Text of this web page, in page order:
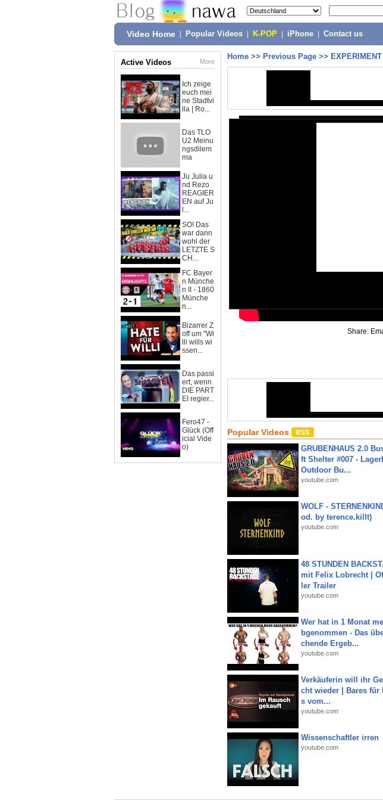
Video Home Popular Videos K-POP iPhone Contact us
Active Videos More
Ich zeige
euch mei
ne Stadtvi
lla | Ro...
Das TLO
U2 Meinu
ngsdilem
ma
Ju Julia u
nd Rezo
REAGIER
EN auf Ju
l...
SO! Das
war dann
wohl der
LETZTE S
CH...
FC Bayer
n Münche
n II - 1860
Münche
n...
Bizarrer Z
off um "Wi
lli wills wi
ssen...
Das passi
ert, wenn
DIE PART
EI regier...
Fero47 -
Glück (Off
icial Vide
o)
Home >> Previous Page >>
Share:
Popular Videos
GRUBENHAUS 2.0
ft Shelter #007 -
Outdoor Bu...
youtube.com
WOLF -
od. by terence.killt)
youtube.com
48 STUNDEN
mit Felix Lobrecht |
ler Trailer
youtube.com
Wer hat in 1 Monat
bgenommen - Das
chende Ergeb...
youtube.com
Verkäuferin will ihr
cht wieder | Bares für
s vom...
youtube.com
Wissenschaftler irren
youtube.com